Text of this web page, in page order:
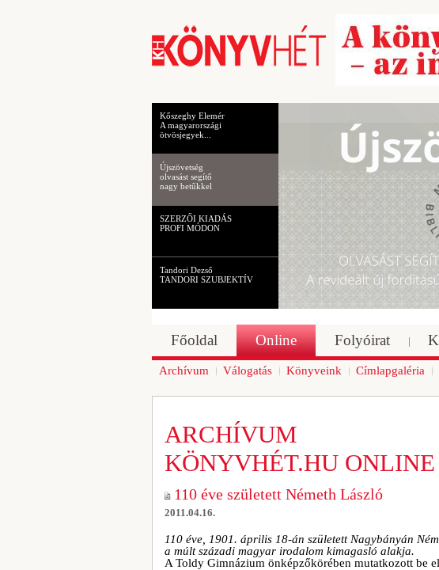
Kőszeghy Elemér
A magyarországi
ötvösjegyek...
Újszövetség
olvasást segítő
nagy betűkkel
SZERZŐI KIADÁS
PROFI MÓDON
Tandori Dezső
TANDORI SZUBJEKTÍV
Főoldal Online Folyóirat
Archívum Válogatás Könyveink Címlapgaléria
ARCHÍVUM
KÖNYVHÉT.HU ONLINE
110 éve született Németh László
2011.04.16.
110 éve, 1901. április 18-án született Nagybányán
a múlt századi magyar irodalom kimagasló alakja.
A Toldy Gimnázium önképzőkörében mutatkozott be